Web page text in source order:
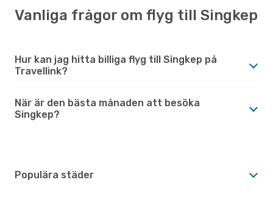
Vanliga frågor om flyg till Singkep
Hur kan jag hitta billiga flyg till Singkep på
Travellink?
När är den bästa månaden att besöka
Singkep?
Populära städer